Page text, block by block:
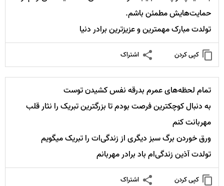
حمایت‌هایش مطمئن باشم.
تولدت مبارک مهمترین و عزیزترین برادر دنیا
کپی کردن اشتراک
تمام لحظه‌های عمرم بدرقه نفس کشیدن توست
به دنبال کوچکترین فرصت بودم تا بزرگترین تبریک را نثار قلب
مهربانت کنم
ورق خوردن برگ سبز دیگری از زندگی‌ات را تبریک میگویم
تولدت آذین زندگی‌ام باد برادر مهربانم
کپی کردن اشتراک